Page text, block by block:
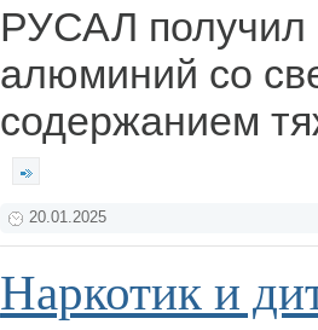
РУСАЛ получил
алюминий со
содержанием
20.01.2025
Наркотик и